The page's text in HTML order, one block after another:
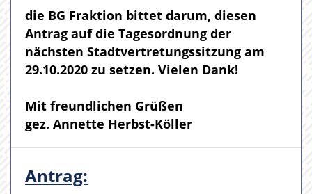
die BG Fraktion bittet darum, diesen
Antrag auf die Tagesordnung der
nächsten Stadtvertretungssitzung am
29.10.2020 zu setzen. Vielen Dank!
Mit freundlichen Grüßen
gez. Annette Herbst-Köller
Antrag: